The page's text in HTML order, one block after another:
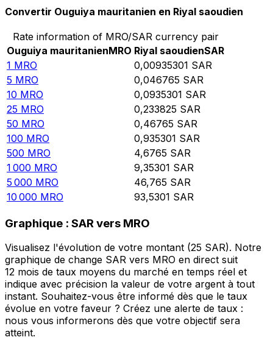
Convertir Ouguiya mauritanien en Riyal saoudien
Rate information of MRO/SAR currency pair
Ouguiya mauritanienMRO Riyal saoudienSAR
1 MRO 0,00935301 SAR
5 MRO 0,046765 SAR
10 MRO 0,0935301 SAR
25 MRO 0,233825 SAR
50 MRO 0,46765 SAR
100 MRO 0,935301 SAR
500 MRO 4,6765 SAR
1 000 MRO 9,35301 SAR
5 000 MRO 46,765 SAR
10 000 MRO 93,5301 SAR
Graphique : SAR vers MRO
Visualisez l'évolution de votre montant (25 SAR). Notre
graphique de change SAR vers MRO en direct suit
12 mois de taux moyens du marché en temps réel et
indique avec précision la valeur de votre argent à tout
instant. Souhaitez-vous être informé dès que le taux
évolue en votre faveur ? Créez une alerte de taux :
nous vous informerons dès que votre objectif sera
atteint.